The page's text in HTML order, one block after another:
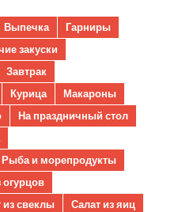
Выпечка
Гарниры
закуски
Завтрак
Курица
Макароны
На праздничный стол
Рыба и морепродукты
огурцов
из свеклы
Салат из яиц